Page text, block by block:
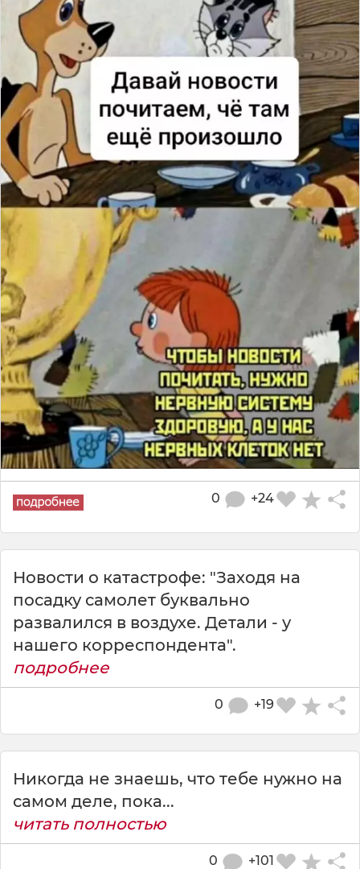
+24
0
Новости о катастрофе: "Заходя на
посадку самолет буквально
развалился в воздухе. Детали - у
нашего корреспондента".
подробнее
+19
0
Никогда не знаешь, что тебе нужно на
самом деле, пока...
читать полностью
+101
0